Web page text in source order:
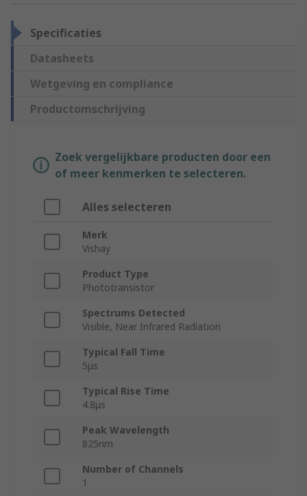
Specificaties
Datasheets
Wetgeving en compliance
Productomschrijving
Zoek vergelijkbare producten door een
of meer kenmerken te selecteren.
Alles selecteren
Merk
Vishay
Product Type
Phototransistor
Spectrums Detected
Visible, Near Infrared Radiation
Typical Fall Time
5μs
Typical Rise Time
4.8μs
Peak Wavelength
825nm
Number of Channels
1